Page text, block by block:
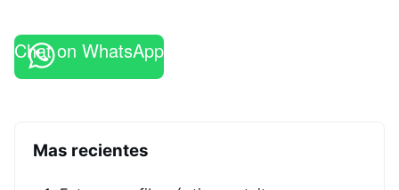
Chat on WhatsApp
Mas recientes